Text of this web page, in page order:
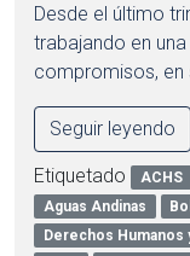
Desde el último
trabajando en
compromisos, en
Seguir leyendo
Etiquetado ACHS
Aguas Andinas
Derechos Humanos